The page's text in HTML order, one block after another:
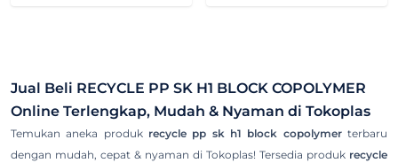
Jual Beli RECYCLE PP SK H1 BLOCK COPOLYMER
Online Terlengkap, Mudah & Nyaman di Tokoplas
Temukan aneka produk recycle pp sk h1 block copolymerterbaru
dengan mudah, cepat & nyaman di Tokoplas! Tersedia produk recycle